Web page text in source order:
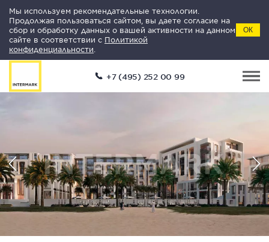
Мы используем рекомендательные технологии.
Продолжая пользоваться сайтом, вы даете согласие на
сбор и обработку данных о вашей активности на данном
сайте в соответствии с Политикой
конфиденциальности
ОК
+7 (495) 252 00 99